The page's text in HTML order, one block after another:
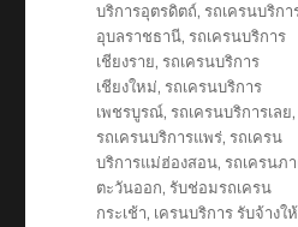
บริการอุตรดิตถ์,รถเครนบริกา
อุบลราชธานี,รถเครนบริการ
เชียงราย,รถเครนบริการ
เชียงใหม่,รถเครนบริการ
เพชรบูรณ์,รถเครนบริการเลย,
รถเครนบริการแพร่,รถเครน
บริการแม่ฮ่องสอน,รถเครนภ
ตะวันออก,รับช่อมรถเครน
กระเช้า, เครนบริการ รับจ้างให้